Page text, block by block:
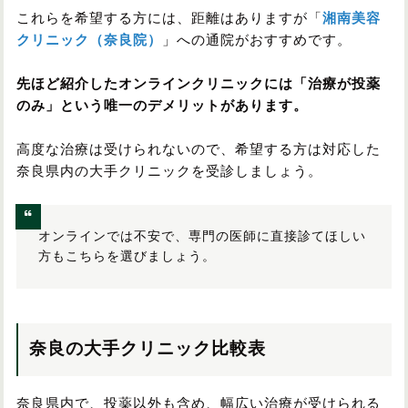
これらを希望する方には、距離はありますが「 湘南美容
クリニック（奈良院）
」への通院がおすすめです。
先ほど紹介したオンラインクリニックには「治療が投薬
のみ」という唯一のデメリットがあります。
高度な治療は受けられないので、希望する方は対応した
奈良県内の大手クリニックを受診しましょう。
オンラインでは不安で、専門の医師に直接診てほしい
方もこちらを選びましょう。
奈良の大手クリニック比較表
奈良県内で、投薬以外も含め、幅広い治療が受けられる